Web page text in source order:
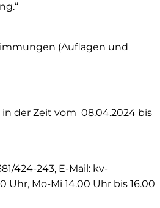
(Auflagen und
der Zeit vom 08.04.2024 bis
424-243, E-Mail: kv-
Uhr, Mo-Mi 14.00 Uhr bis 16.00